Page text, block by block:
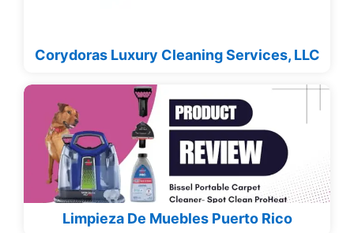
Corydoras Luxury Cleaning Services, LLC
Limpieza De Muebles Puerto Rico